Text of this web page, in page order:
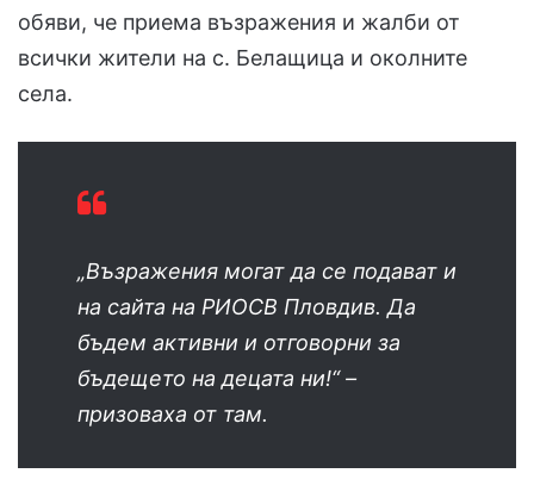
обяви, че приема възражения и жалби от
всички жители на с. Белащица и околните
села.
„Възражения могат да се подават и
на сайта на РИОСВ Пловдив. Да
бъдем активни и отговорни за
бъдещето на децата ни!“ –
призоваха от там.